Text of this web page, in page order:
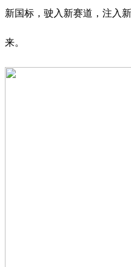
新国标，驶入新赛道，注入
来。